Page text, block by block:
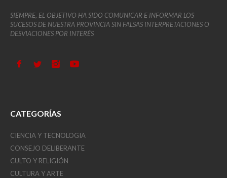
SIEMPRE, EL OBJETIVO HA SIDO COMUNICAR E INFORMAR LOS
SUCESOS DE NUESTRA PROVINCIA SIN FALSAS INTERPRETACIONES O
DESVIACIONES POR INTERÉS
CATEGORÍAS
CIENCIA Y TECNOLOGIA
CONSEJO DELIBERANTE
CULTO Y RELIGIÓN
CULTURA Y ARTE